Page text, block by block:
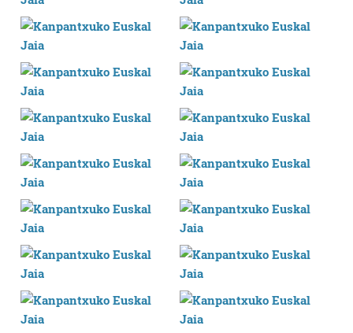
zure baimena Cookieen adierazpenean.
Webgune honek cookie propioak eta hirugarrenen cookie-
fitxategiak erabiltzen ditu. Zure esperientzia eta
zerbitzuak hobetzeko asmoz, cookie teknologiaz
baliatzen gara. Ohar hau onartuz gero, teknologia hori
erabiltzeko baimen esplizitua ematen diguzu. Gehiago
irakurri